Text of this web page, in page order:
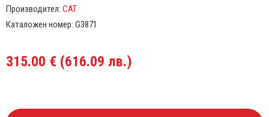
315.00 € (616.09 лв.)
Производител: CAT
Каталожен номер: G3871